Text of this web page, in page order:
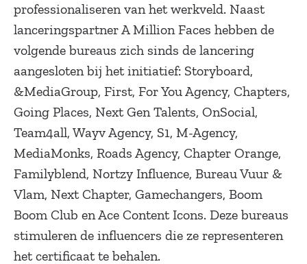
professionaliseren van het werkveld. Naast
lanceringspartner A Million Faces hebben de
volgende bureaus zich sinds de lancering
aangesloten bij het initiatief: Storyboard,
&MediaGroup, First, For You Agency, Chapters,
Going Places, Next Gen Talents, OnSocial,
Team4all, Wayv Agency, S1, M-Agency,
MediaMonks, Roads Agency, Chapter Orange,
Familyblend, Nortzy Influence, Bureau Vuur &
Vlam, Next Chapter, Gamechangers, Boom
Boom Club en Ace Content Icons. Deze bureaus
stimuleren de influencers die ze representeren
het certificaat te behalen.